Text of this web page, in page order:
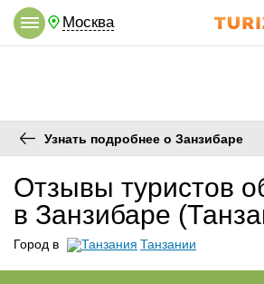
Москва
Узнать подробнее о Занзибаре
Отзывы туристов
в Занзибаре
Город в Танзании